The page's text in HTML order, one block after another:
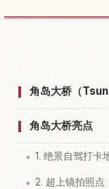
角岛大桥（
角岛大桥亮点
1. 绝景自驾打卡
2. 超上镜拍照点